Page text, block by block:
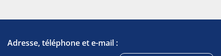
Adresse, téléphone et e-mail :